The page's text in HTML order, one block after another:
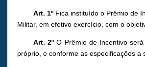
Art. 1º Fica instituído o Prêmio de
Militar, em efetivo exercício, com o
Art. 2º O Prêmio de Incentivo
próprio, e conforme as especificações a